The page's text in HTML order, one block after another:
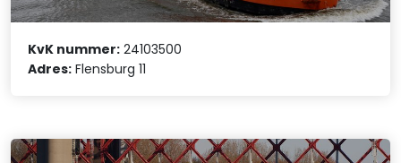
KvK nummer: 24103500
Adres: Flensburg 11